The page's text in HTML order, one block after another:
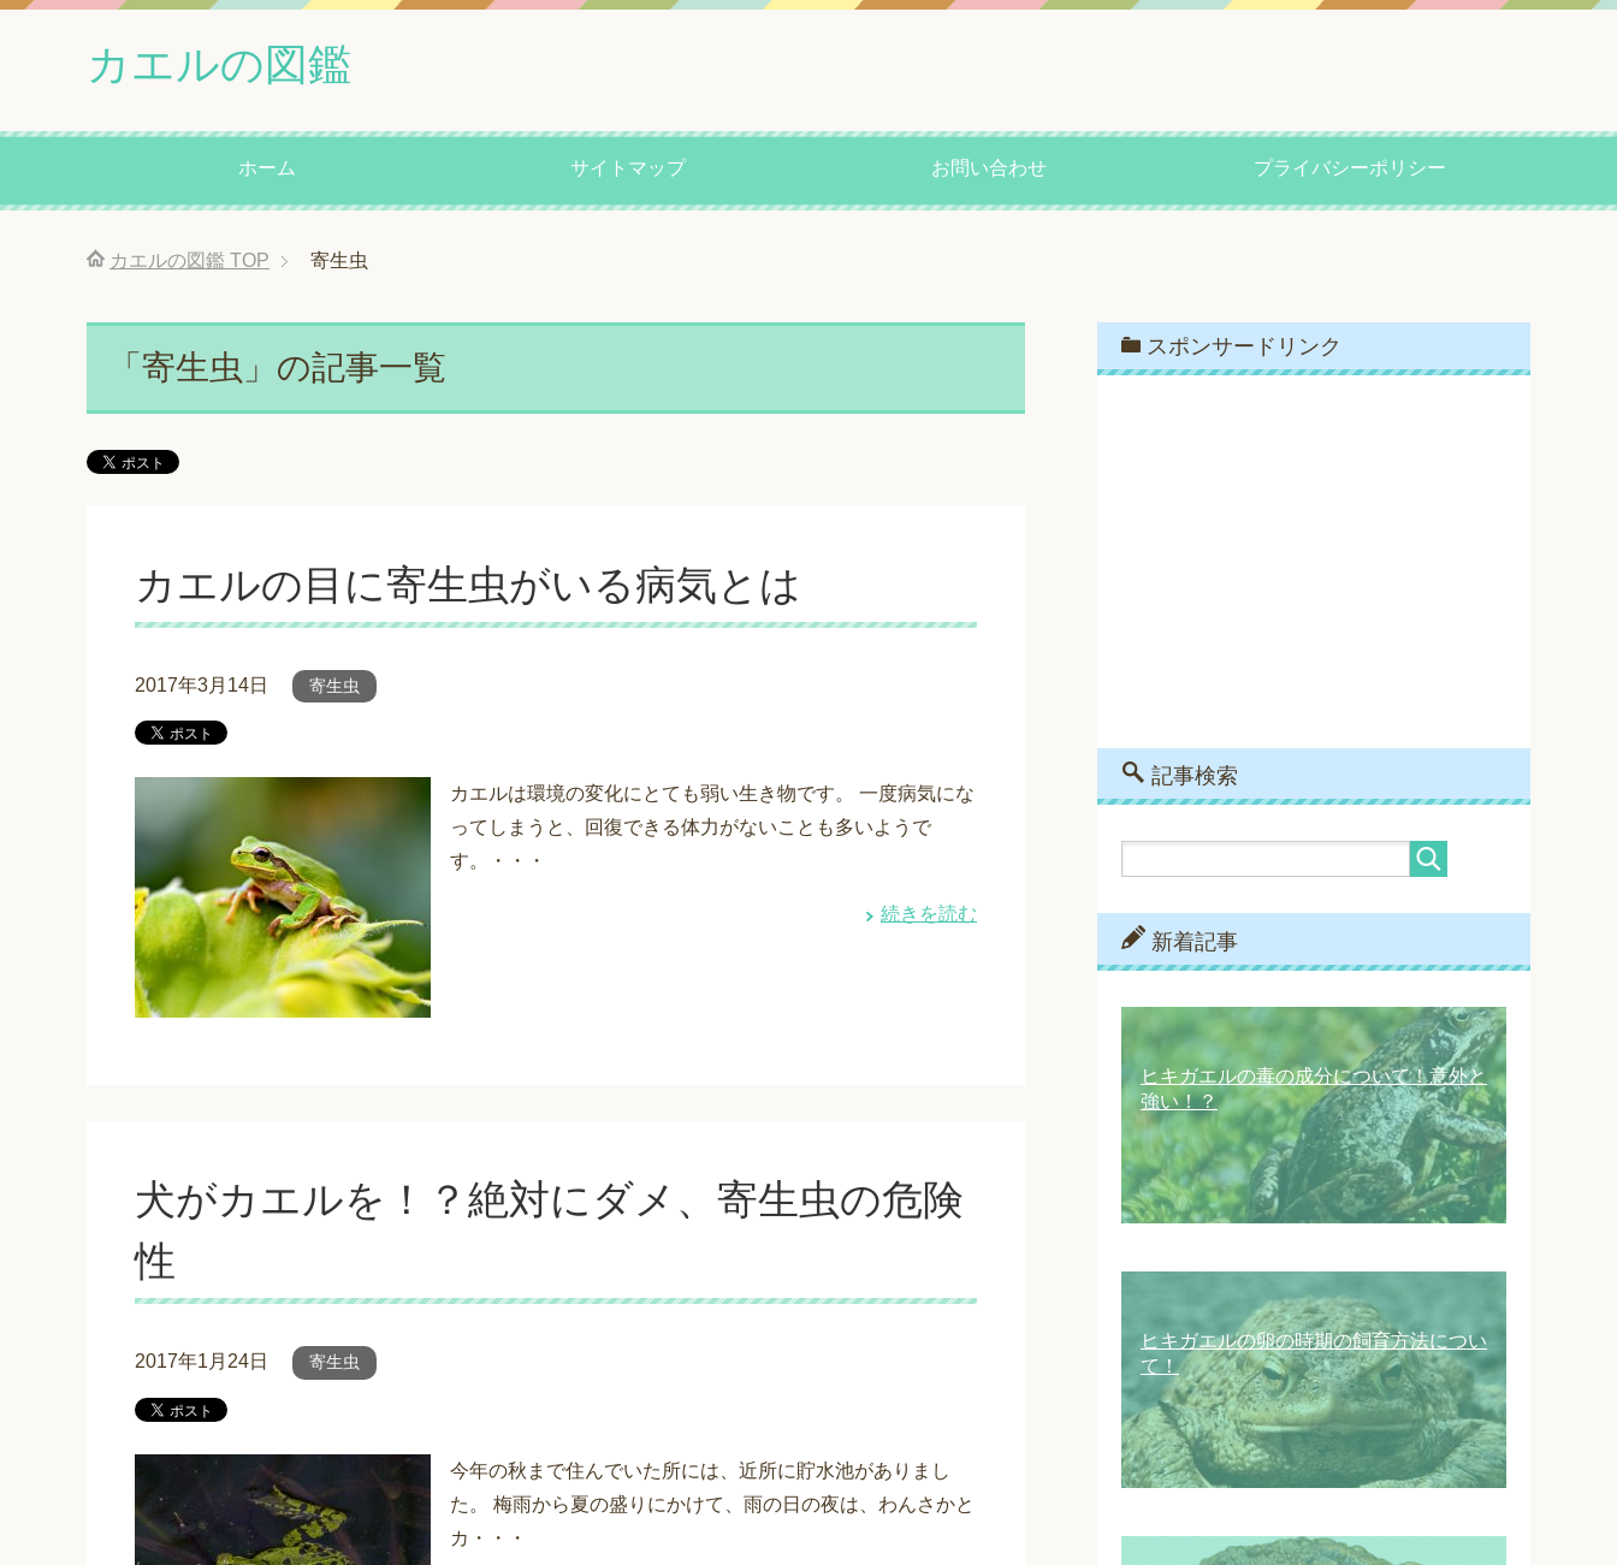
カエルの図鑑
ホーム サイトマップ お問い合わせ プライバシーポリシー
カエルの図鑑 TOP 寄生虫
「寄生虫」の記事一覧
カエルの目に寄生虫がいる病気とは
2017年3月14日 寄生虫
カエルは環境の変化にとても弱い生き物です。 一度病気にな
ってしまうと、回復できる体力がないことも多いようで
す。・・・
続きを読む
犬がカエルを！？絶対にダメ、寄生虫の危険
性
2017年1月24日 寄生虫
今年の秋まで住んでいた所には、近所に貯水池がありまし
た。 梅雨から夏の盛りにかけて、雨の日の夜は、わんさかと
カ・・・
スポンサードリンク
記事検索
新着記事
ヒキガエルの毒の成分について！意外と
強い！？
ヒキガエルの卵の時期の飼育方法につい
て！